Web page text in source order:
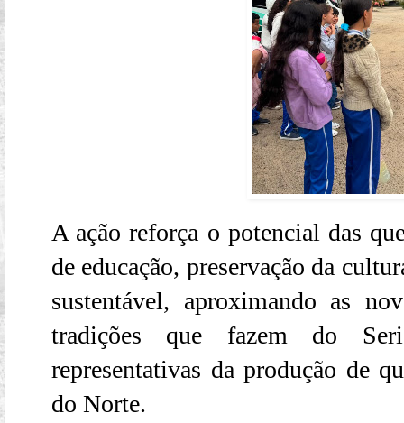
A ação reforça o potencial das
de educação, preservação da
sustentável, aproximando as
tradições que fazem do
representativas da produção de
do Norte.